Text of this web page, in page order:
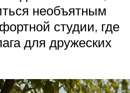
необъятным
студии, где
для дружеских